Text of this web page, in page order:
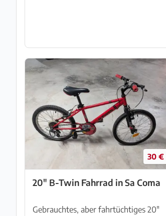
30 €
20" B-Twin Fahrrad in Sa Coma
Gebrauchtes, aber fahrtüchtiges 20"